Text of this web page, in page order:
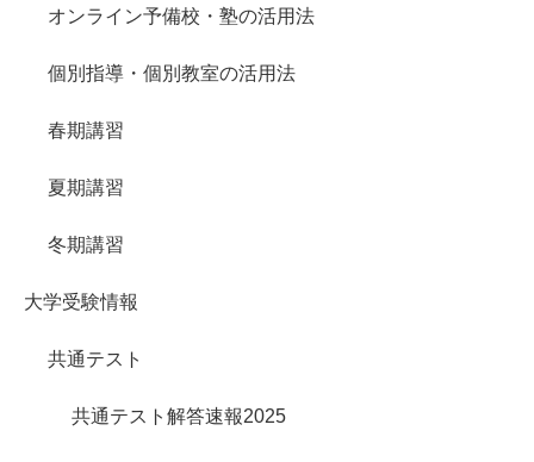
オンライン予備校・塾の活用法
個別指導・個別教室の活用法
春期講習
夏期講習
冬期講習
大学受験情報
共通テスト
共通テスト解答速報2025